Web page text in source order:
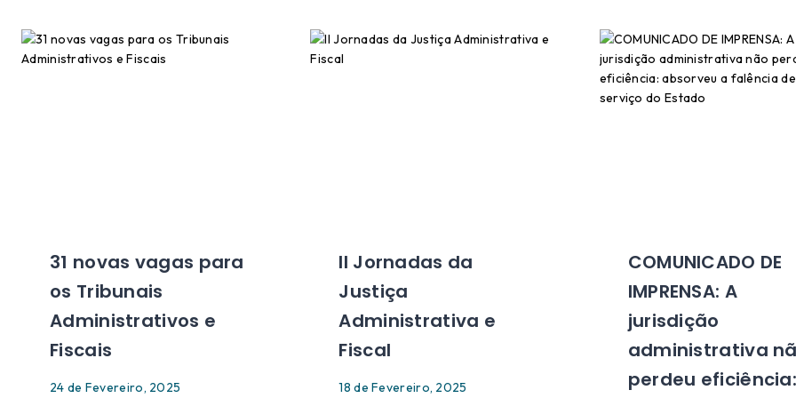
31 novas vagas para
os Tribunais
Administrativos e
Fiscais
24 de Fevereiro, 2025
II Jornadas da
Justiça
Administrativa e
Fiscal
18 de Fevereiro, 2025
COMUNICADO DE
IMPRENSA: A
jurisdição
administrativa
perdeu